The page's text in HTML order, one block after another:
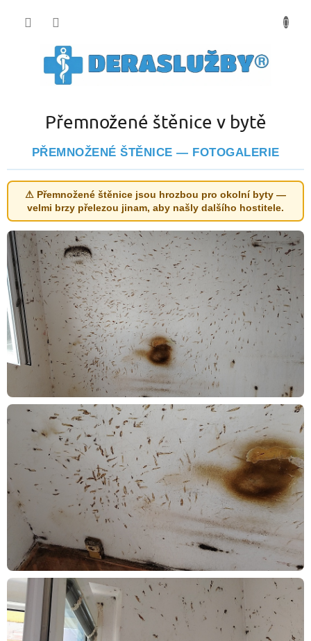
Přemnožené štěnice v bytě
PŘEMNOŽENÉ ŠTĚNICE — FOTOGALERIE
⚠ Přemnožené štěnice jsou hrozbou pro okolní byty —
velmi brzy přelezou jinam, aby našly dalšího hostitele.